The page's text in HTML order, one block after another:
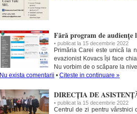
Fără program de audiențe
• publicat la 15 decembrie 2022
Primăria Carei este unică la
evazionist Kovacs își face
Nu vorbim de o scăpare la
Nu exista comentarii • Citeste in continuare »
DIRECȚIA DE
• publicat la 15 decembrie 2022
Centrul de zi pentru vârstnici